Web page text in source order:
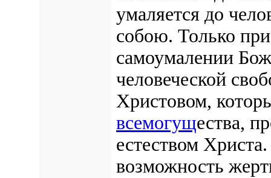
умаляется до
собою. Только
самоумалении
человеческой
Христовом,
всемогущества,
естеством
возможность